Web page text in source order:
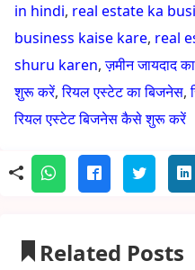
in hindi, real estate ka
business kaise kare, real
shuru karen,ज़मीन जायदाद का
शुरू करें,रियल एस्टेट का बिजनेस,
रियल एस्टेट बिजनेस कैसे शुरू करें
Related Posts